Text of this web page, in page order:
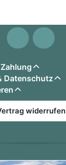
Datenschutz
widerrufen